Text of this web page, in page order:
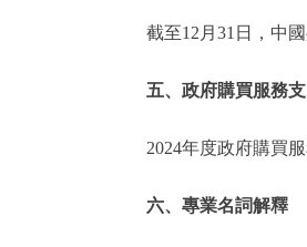
截至12月31日，中
五、政府購買服務
2024年度政府購買
六、專業名詞解釋